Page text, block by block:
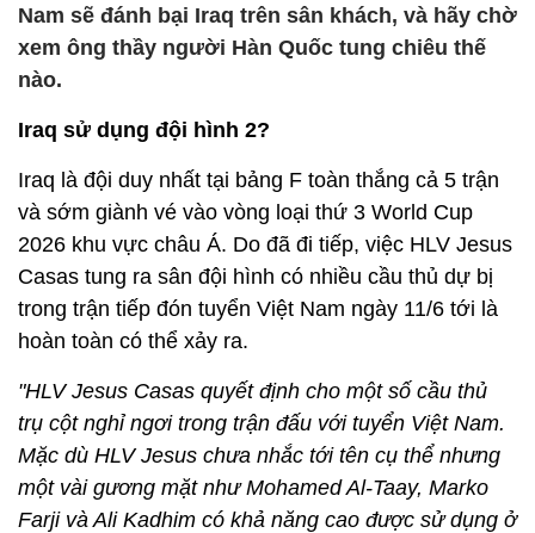
Nam sẽ đánh bại Iraq trên sân khách, và hãy chờ
xem ông thầy người Hàn Quốc tung chiêu thế
nào.
Iraq sử dụng đội hình 2?
Iraq là đội duy nhất tại bảng F toàn thắng cả 5 trận
và sớm giành vé vào vòng loại thứ 3 World Cup
2026 khu vực châu Á. Do đã đi tiếp, việc HLV Jesus
Casas tung ra sân đội hình có nhiều cầu thủ dự bị
trong trận tiếp đón tuyển Việt Nam ngày 11/6 tới là
hoàn toàn có thể xảy ra.
"HLV Jesus Casas quyết định cho một số cầu thủ
trụ cột nghỉ ngơi trong trận đấu với tuyển Việt Nam.
Mặc dù HLV Jesus chưa nhắc tới tên cụ thể nhưng
một vài gương mặt như Mohamed Al-Taay, Marko
Farji và Ali Kadhim có khả năng cao được sử dụng ở